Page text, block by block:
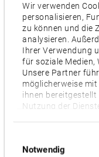
Wir verwenden
personalisieren,
zu können und die
analysieren.
Ihrer Verwendung
für soziale Medien,
Unsere Partner
möglicherweise mit
ihnen bereitgestellt
Nutzung der
Notwendig
Videos /